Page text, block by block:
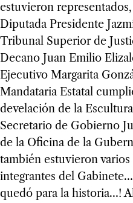
estuvieron
Diputada Presidente
Tribunal Superior de
Decano Juan Emilio
Ejecutivo Margarita
Mandataria Estatal
develación de la
Secretario de Gobierno
de la Oficina de la
también estuvieron varios
integrantes del
quedó para la historia…!